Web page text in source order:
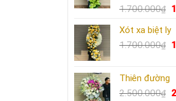
Được xếp
5 sao
1.700.000₫
là:
Xót xa biệt ly
1.700.000₫
Thiên đường
2.500.000₫